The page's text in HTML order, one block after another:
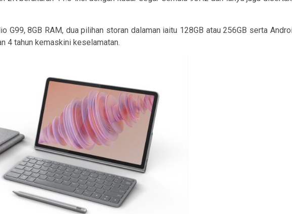
G99, 8GB RAM, dua pilihan storan dalaman iaitu 128GB atau 256GB serta
4 tahun kemaskini keselamatan.